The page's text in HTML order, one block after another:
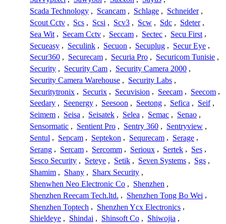
Scada Technology , Scancam , Schlage , Schneider ,
Scout Cctv , Scs , Scsi , Scv3 , Scw , Sdc , Sdeter ,
Sea Wit , Secam Cctv , Seccam , Sectec , Secu First ,
Secueasy , Seculink , Secuon , Secuplug , Secur Eye ,
Secur360 , Securecam , Securia Pro , Securicom Tunisie ,
Security , Security Cam , Security Camera 2000 ,
Security Camera Warehouse , Security Labs ,
Securitytronix , Securix , Secuvision , Seecam , Seecom ,
Seedary , Seenergy , Seesoon , Seetong , Sefica , Seif ,
Seimem , Seisa , Seisatek , Selea , Semac , Senao ,
Sensormatic , Sentient Pro , Sentry 360 , Sentryview ,
Sentul , Sepcam , Septekon , Sequrecam , Serage ,
Serang , Sercam , Sercomm , Serioux , Sertek , Ses ,
Sesco Security , Seteye , Setik , Seven Systems , Sgs ,
Shamim , Shany , Sharx Security ,
Shenwhen Neo Electronic Co , Shenzhen ,
Shenzhen Reecam Tech.ltd. , Shenzhen Tong Bo Wei ,
Shenzhen Toptech , Shenzhen Ycx Electronics ,
Shieldeye , Shindai , Shinsoft Co , Shiwojia ,